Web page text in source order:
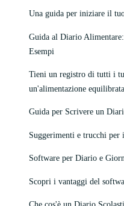
Una guida per iniziare il
Guida al Diario
Esempi
Tieni un registro di tutti i
un'alimentazione
Guida per Scrivere un
Suggerimenti e trucchi
Software per Diario e
Scopri i vantaggi del